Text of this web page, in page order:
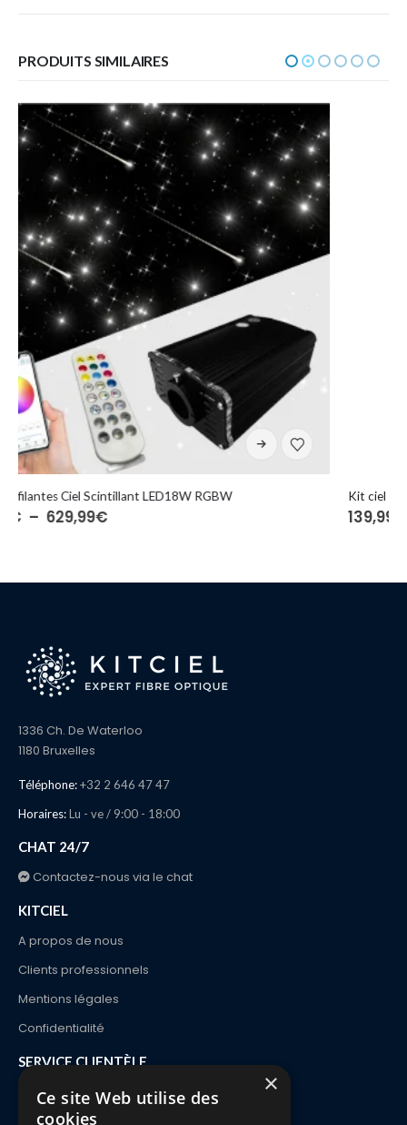
PRODUITS SIMILAIRES
Kit ciel étoilé LED6W compact RGBW BT⎜200 à 600 fibres optiques
139,99€–188,99
188,99€
1336 Ch. De Waterloo
1180 Bruxelles
Téléphone:+32 2 646 47 47
Horaires:Lu - ve / 9:00 - 18:00
CHAT 24/7
Contactez-nous via le chat
KITCIEL
A propos de nous
Clients professionnels
Mentions légales
Confidentialité
SERVICE CLIENTÈLE
Contact
Commande et Livraison
×
Ce site Web utilise des
cookies